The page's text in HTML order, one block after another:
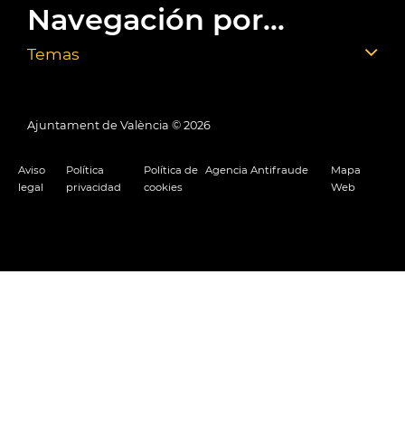
Navegación por...
Temas
Ajuntament de València © 2026
Aviso
legal
Política
privacidad
Política de
cookies
Agencia Antifraude
Mapa
Web